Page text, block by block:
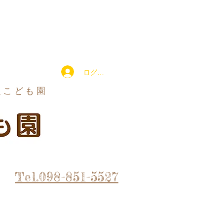
ログイン
ども園
Tel.098-851-5527